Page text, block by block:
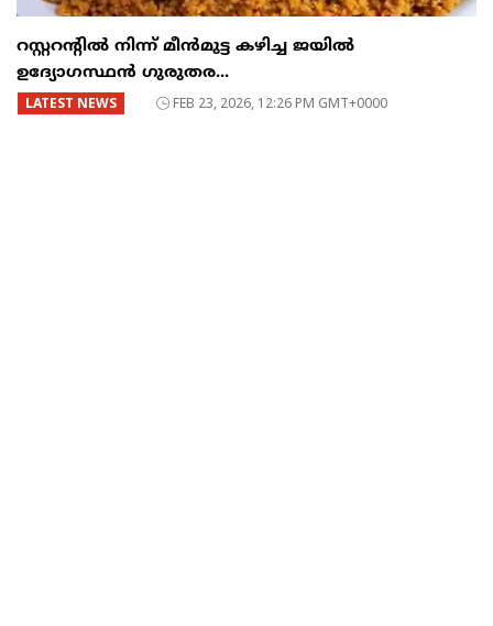
റസ്റ്ററന്റില്‍ നിന്ന് മീന്‍മുട്ട കഴിച്ച ജയില്‍
ഉദ്യോഗസ്ഥന്‍ ഗുരുതര...
LATEST NEWS FEB 23, 2026, 12:26 PM GMT+0000